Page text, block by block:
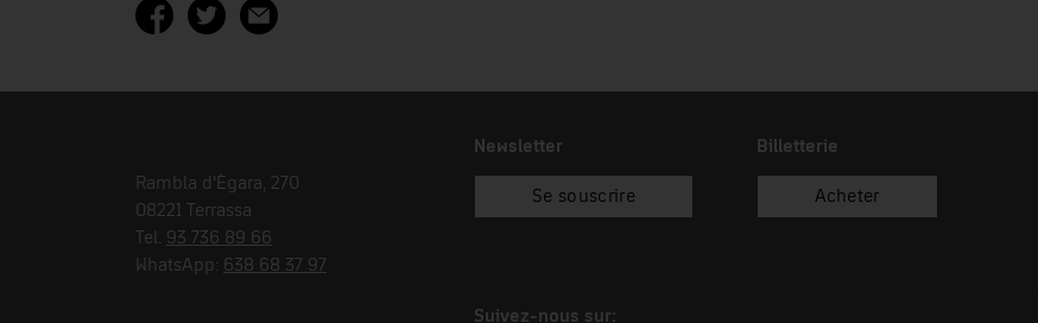
Rambla d'Ègara, 270
08221 Terrassa
Tel. 93 736 89 66
WhatsApp: 638 68 37 97
Newsletter
Se souscrire
Billetterie
Acheter
Suivez-nous sur: